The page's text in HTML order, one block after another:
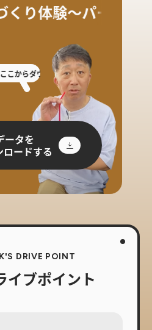
らダウンロード! 放送を聴き逃した人や保
り体験～パート1
ータを
ロードする
DRIVE POINT
イブポイント